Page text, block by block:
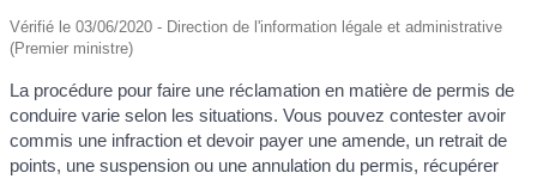
Vérifié le 03/06/2020 - Direction de l'information légale et administrative
(Premier ministre)
La procédure pour faire une réclamation en matière de permis de
conduire varie selon les situations. Vous pouvez contester avoir
commis une infraction et devoir payer une amende, un retrait de
points, une suspension ou une annulation du permis, récupérer